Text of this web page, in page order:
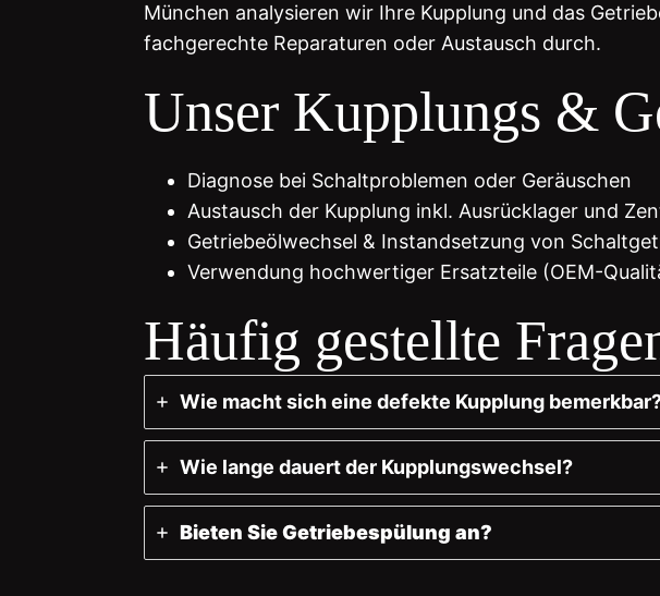
München analysieren wir Ihre Kupplung und das
fachgerechte Reparaturen oder Austausch durch.
Unser Kupplungs &
Diagnose bei Schaltproblemen oder Geräuschen
Austausch der Kupplung inkl. Ausrücklager und
Getriebeölwechsel & Instandsetzung von
Verwendung hochwertiger Ersatzteile (OEM-
Häufig gestellte
Wie macht sich eine defekte Kupplung
Wie lange dauert der Kupplungswechsel?
Bieten Sie Getriebespülung an?